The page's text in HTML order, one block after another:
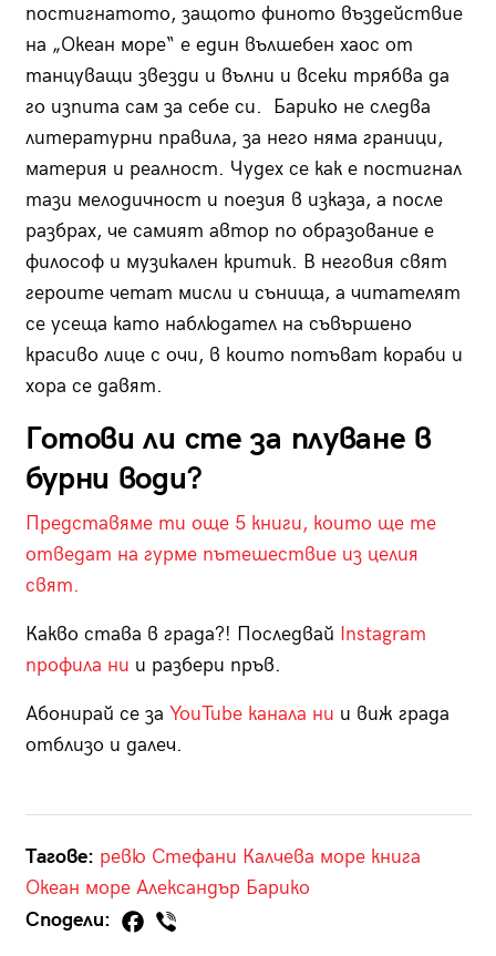
постигнатото, защото финото въздействие
на „Океан море“ е един вълшебен хаос от
танцуващи звезди и вълни и всеки трябва да
го изпита сам за себе си. Барико не следва
литературни правила, за него няма граници,
материя и реалност. Чудех се как е постигнал
тази мелодичност и поезия в изказа, а после
разбрах, че самият автор по образование е
философ и музикален критик. В неговия свят
героите четат мисли и сънища, а читателят
се усеща като наблюдател на съвършено
красиво лице с очи, в които потъват кораби и
хора се давят.
Готови ли сте за плуване в
бурни води?
Представяме ти още 5 книги, които ще те
отведат на гурме пътешествие из целия
свят.
Какво става в града?! Последвай Instagram
профила ни и разбери пръв.
Абонирай се за YouTube канала ни и виж града
отблизо и далеч.
Тагове: ревю Стефани Калчева море книга
Океан море Александър Барико
Сподели: